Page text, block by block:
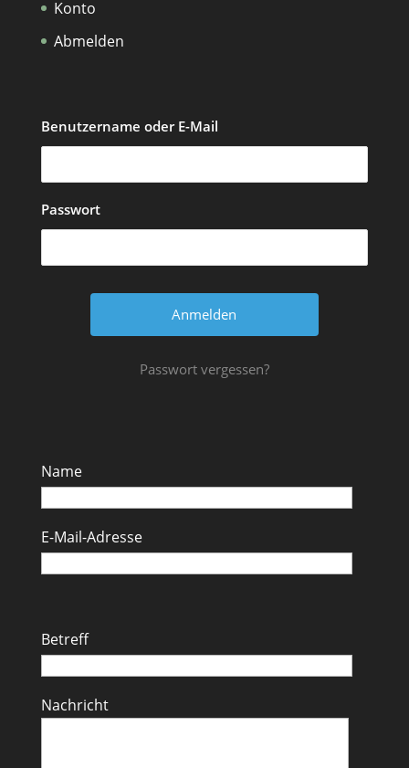
Konto
Abmelden
Benutzername oder E-Mail
Passwort
Passwort vergessen?
Name
E-Mail-Adresse
Betreff
Nachricht